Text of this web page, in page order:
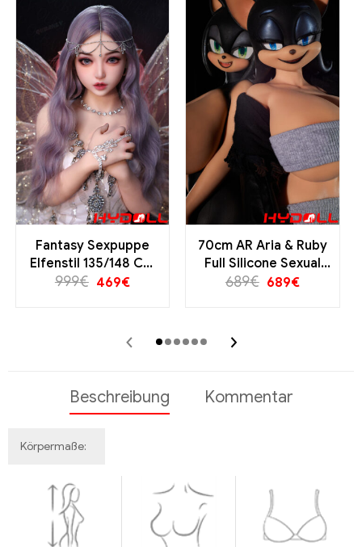
Fantasy Sexpuppe
Elfenstil 135/148 CM
Sofort lieferbar
999€ 469€
70cm AR Aria & Ruby
Full Silicone Sexual
Anime Doll - Premium
689€ 689€
‹ ›
Beschreibung Kommentar
Körpermaße: